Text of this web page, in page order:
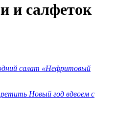
и салфеток
салат «Нефритовый
Новый год вдвоем с